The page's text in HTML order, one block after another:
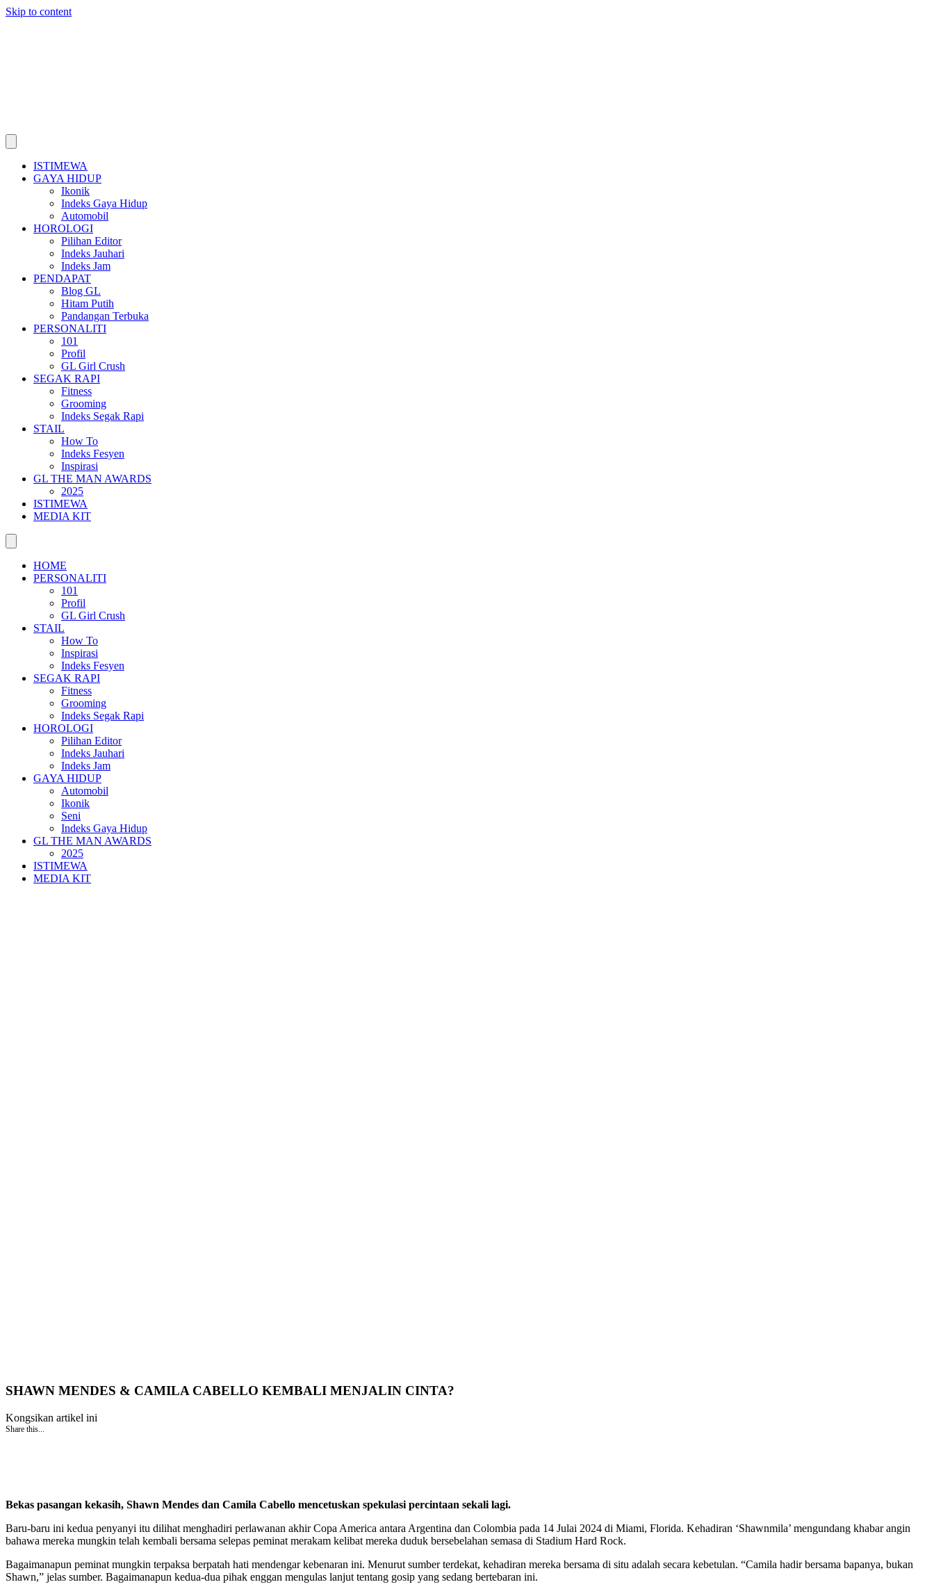
Skip to content
ISTIMEWA
GAYA HIDUP
Ikonik
Indeks Gaya Hidup
Automobil
HOROLOGI
Pilihan Editor
Indeks Jauhari
Indeks Jam
PENDAPAT
Blog GL
Hitam Putih
Pandangan Terbuka
PERSONALITI
101
Profil
GL Girl Crush
SEGAK RAPI
Fitness
Grooming
Indeks Segak Rapi
STAIL
How To
Indeks Fesyen
Inspirasi
GL THE MAN AWARDS
2025
ISTIMEWA
MEDIA KIT
HOME
PERSONALITI
101
Profil
GL Girl Crush
STAIL
How To
Inspirasi
Indeks Fesyen
SEGAK RAPI
Fitness
Grooming
Indeks Segak Rapi
HOROLOGI
Pilihan Editor
Indeks Jauhari
Indeks Jam
GAYA HIDUP
Automobil
Ikonik
Seni
Indeks Gaya Hidup
GL THE MAN AWARDS
2025
ISTIMEWA
MEDIA KIT
SHAWN MENDES & CAMILA CABELLO KEMBALI MENJALIN CINTA?
Kongsikan artikel ini
Share this...
Bekas pasangan kekasih, Shawn Mendes dan Camila Cabello mencetuskan spekulasi percintaan sekali lagi.
Baru-baru ini kedua penyanyi itu dilihat menghadiri perlawanan akhir Copa America antara Argentina dan Colombia pada 14 Julai 2024 di Miami, Florida. Kehadiran ‘Shawnmila’ mengundang khabar angin
bahawa mereka mungkin telah kembali bersama selepas peminat merakam kelibat mereka duduk bersebelahan semasa di Stadium Hard Rock.
Bagaimanapun peminat mungkin terpaksa berpatah hati mendengar kebenaran ini. Menurut sumber terdekat, kehadiran mereka bersama di situ adalah secara kebetulan. “Camila hadir bersama bapanya, bukan
Shawn,” jelas sumber. Bagaimanapun kedua-dua pihak enggan mengulas lanjut tentang gosip yang sedang bertebaran ini.